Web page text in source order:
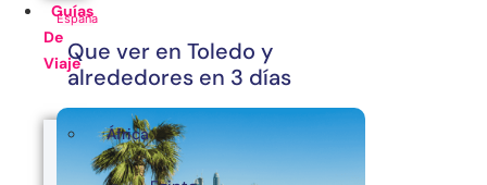
España
Que ver en Toledo y
alrededores en 3 días
Guías
De
Viaje
África